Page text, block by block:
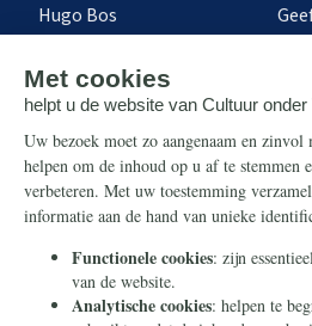
Hugo Bos
Steun ons
Nieuwsbrief
Eenmalig
Maandelijks
Periodiek
Info